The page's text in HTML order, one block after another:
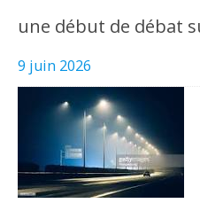
une début de débat
9 juin 2026